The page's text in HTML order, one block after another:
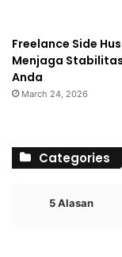
Freelance Side
Menjaga
Anda
March 24, 2026
Categories
5 Alasan